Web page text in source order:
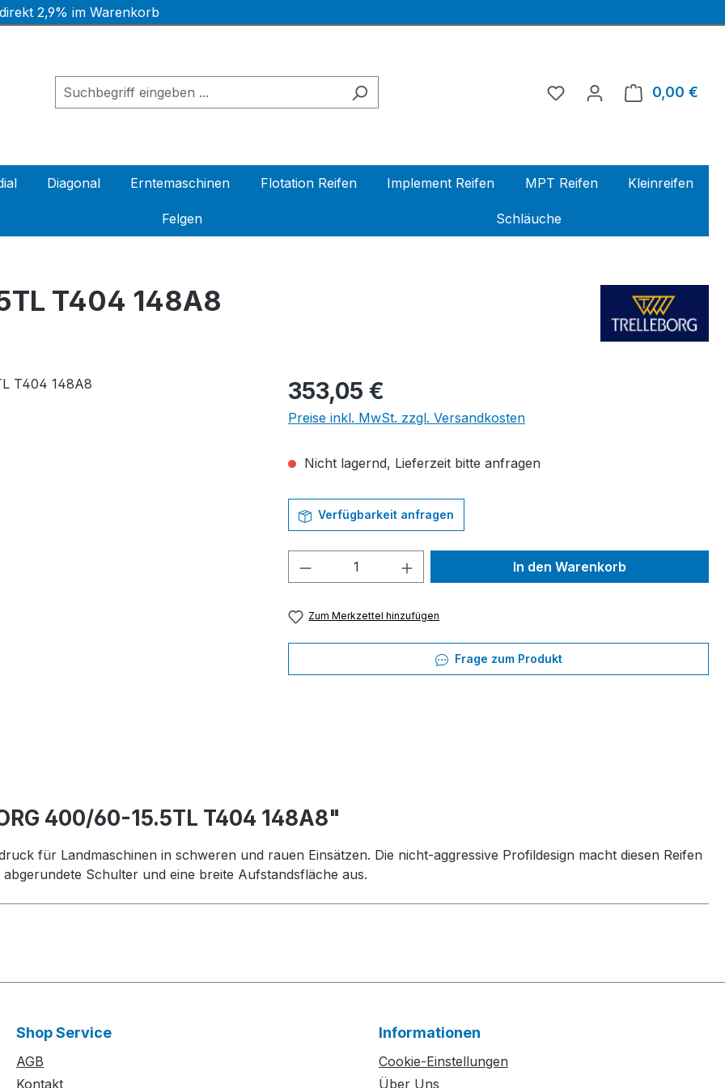
2,9% im Warenkorb
0,00 €
Diagonal Erntemaschinen Flotation Reifen Implement Reifen MPT Reifen Kleinreifen
Felgen Schläuche
T404 148A8
Regulärer Preis:
353,05 €
Preise inkl. MwSt. zzgl. Versandkosten
Nicht lagernd, Lieferzeit bitte anfragen
Verfügbarkeit anfragen
Produkt Anzahl: Gib den gewünschten Wert
In den Warenkorb
Zum Merkzettel hinzufügen
Frage zum Produkt
400/60-15.5TL T404 148A8"
für Landmaschinen in schweren und rauen Einsätzen. Die nicht-aggressive Profildesign macht diesen Reifen
Schulter und eine breite Aufstandsfläche aus.
Shop Service
AGB
Kontakt
Informationen
Cookie-Einstellungen
Über Uns